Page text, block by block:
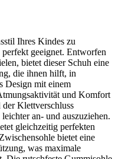
Ihres Kindes zu
geeignet. Entworfen
bietet dieser Schuh eine
die ihnen hilft, in
Design mit einem
und Komfort
der Klettverschluss
an- und auszuziehen.
gleichzeitig perfekten
bietet eine
was maximale